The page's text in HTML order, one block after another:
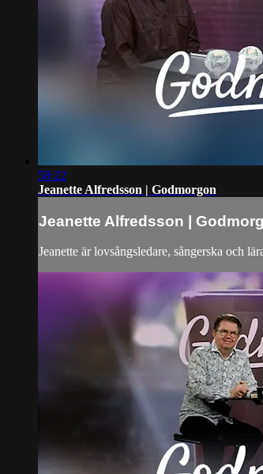
58:22
Jeanette Alfredsson | Godmorgon
Jeanette Alfredsson |
Jeanette är lovsångsledare, sångerska och